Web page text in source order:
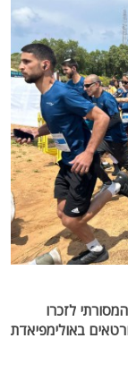
לזכרו
באולימפיאדת